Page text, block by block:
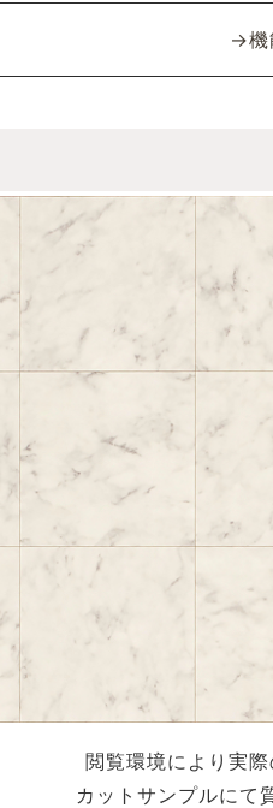
→機
閲覧環境により実
カットサンプルにて